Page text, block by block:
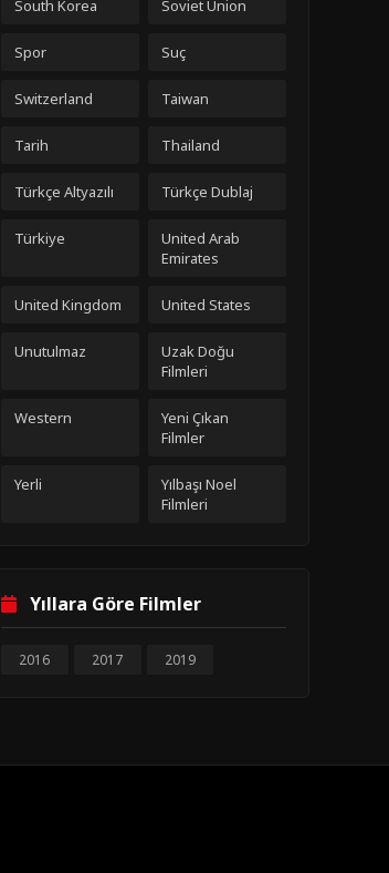
South Korea Soviet Union
Spor Suç
Switzerland Taiwan
Tarih Thailand
Türkçe Altyazılı Türkçe Dublaj
Türkiye
United Arab
Emirates
United Kingdom United States
Unutulmaz
Uzak Doğu
Filmleri
Western
Yeni Çıkan
Filmler
Yerli
Yılbaşı Noel
Filmleri
Yıllara Göre Filmler
2016 2017 2019